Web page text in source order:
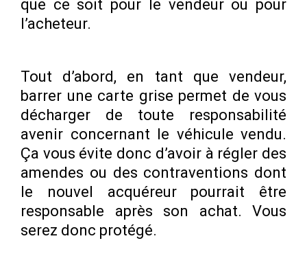
que ce soit pour le vendeur ou pour
l’acheteur.
Tout d’abord, en tant que vendeur,
barrer une carte grise permet de vous
décharger de toute responsabilité
avenir concernant le véhicule vendu.
Ça vous évite donc d’avoir à régler des
amendes ou des contraventions dont
le nouvel acquéreur pourrait être
responsable après son achat. Vous
serez donc protégé.